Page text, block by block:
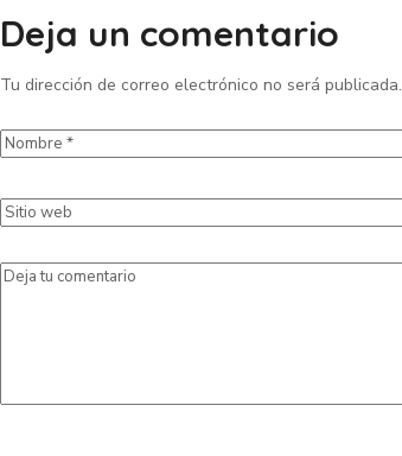
Deja un comentario
Tu dirección de correo electrónico no será publicada.